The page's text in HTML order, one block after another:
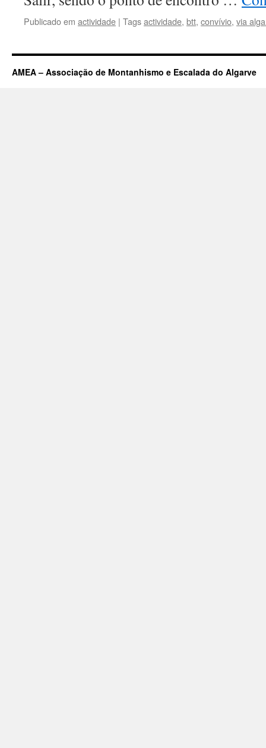
Publicado em actividade | Tagsactividade, btt, convívio, via
AMEA – Associação de Montanhismo e Escalada do Algarve